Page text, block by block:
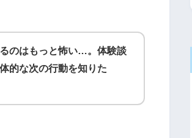
のはもっと怖い…。体験談
的な次の行動を知りた